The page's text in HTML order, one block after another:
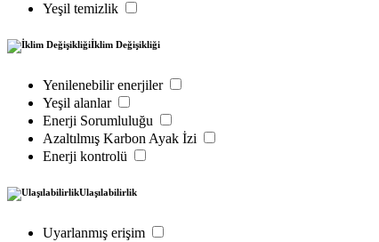
Yeşil temizlik
İklim Değişikliği
Yenilenebilir enerjiler
Yeşil alanlar
Enerji Sorumluluğu
Azaltılmış Karbon Ayak İzi
Enerji kontrolü
Ulaşılabilirlik
Uyarlanmış erişim